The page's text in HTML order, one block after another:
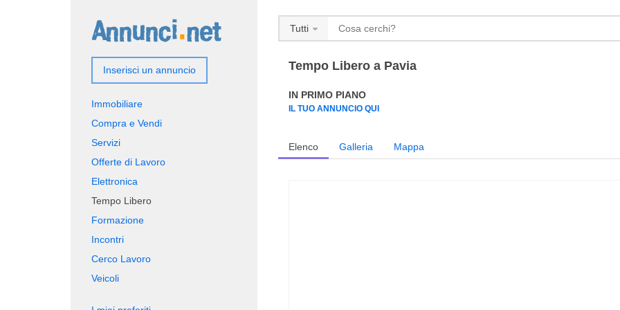
Tutti
Tempo Libero a Pavia
IN PRIMO PIANO
IL TUO ANNUNCIO QUI
Elenco Galleria Mappa
Inserisci un annuncio
Immobiliare
Compra e Vendi
Servizi
Offerte di Lavoro
Elettronica
Tempo Libero
Formazione
Incontri
Cerco Lavoro
Veicoli